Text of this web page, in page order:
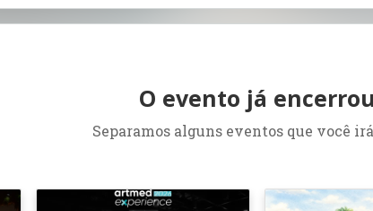
O evento já encerrou
Separamos alguns eventos que você